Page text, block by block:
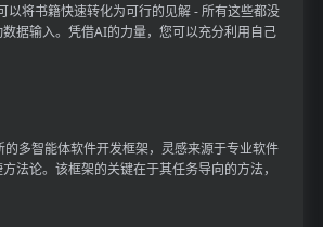
以将书籍快速转化为可行的见解 - 所有这些都没
据输入。凭借AI的力量，您可以充分利用自己
多智能体软件开发框架，灵感来源于专业软件
法论。该框架的关键在于其任务导向的方法，